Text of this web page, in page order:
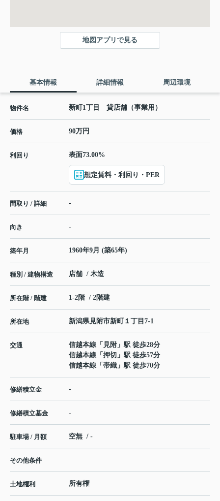
地図アプリで見る
基本情報 詳細情報 周辺環境
物件名 新町1丁目 貸店舗（事業用）
価格 90万円
利回り 表面73.00%
想定賃料・利回り・PER
間取り / 詳細 -
向き -
築年月 1960年9月 (築65年)
種別 / 建物構造 店舗 / 木造
所在階 / 階建 1-2階 / 2階建
所在地 新潟県見附市新町 １丁目7-1
交通 信越本線 「 見附 」駅 徒歩28分
信越本線 「 押切 」駅 徒歩57分
信越本線 「 帯織 」駅 徒歩70分
修繕積立金 -
修繕積立基金 -
駐車場 / 月額 空無 / -
その他条件
土地権利 所有権